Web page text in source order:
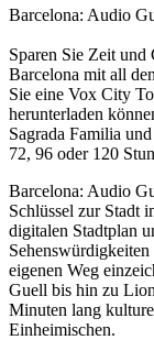
Barcelona: Audio
Sparen Sie Zeit und
Barcelona mit all
Sie eine Vox City
herunterladen
Sagrada Familia
72, 96 oder 120
Barcelona: Audio
Schlüssel zur Stadt
digitalen Stadtplan
eigenen Weg
Guell bis hin zu
Minuten lang
Einheimischen.